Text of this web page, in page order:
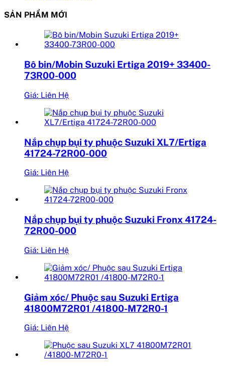
SẢN PHẨM MỚI
Bô bin/Mobin Suzuki Ertiga 2019+ 33400-
73R00-000
Giá: Liên Hệ
Nắp chụp bụi ty phuộc Suzuki XL7/Ertiga
41724-72R00-000
Giá: Liên Hệ
Nắp chụp bụi ty phuộc Suzuki Fronx 41724-
72R00-000
Giá: Liên Hệ
Giảm xóc/ Phuộc sau Suzuki Ertiga
41800M72R01 /41800-M72R0-1
Giá: Liên Hệ